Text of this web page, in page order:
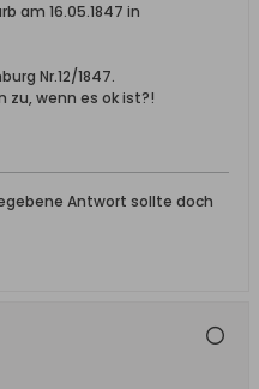
am 16.05.1847 in
Nr.12/1847.
zu, wenn es ok ist?!
Antwort sollte doch